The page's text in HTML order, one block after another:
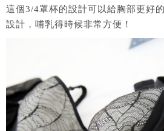
這個3/4罩杯的設計可以給胸部更好
設計，哺乳得時候非常方便！